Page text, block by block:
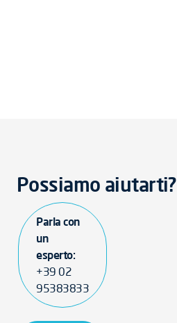
Possiamo aiutarti?
Parla con
un
esperto:
+39 02
95383833